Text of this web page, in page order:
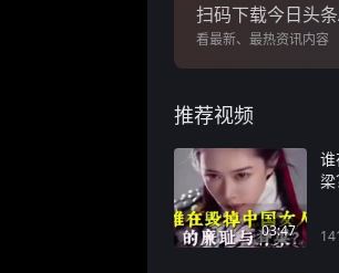
扫码下载今日头
看最新、最热资讯内容
推荐视频
03:47
梁